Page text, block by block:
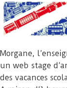
Morgane,
un web stage
des vacances